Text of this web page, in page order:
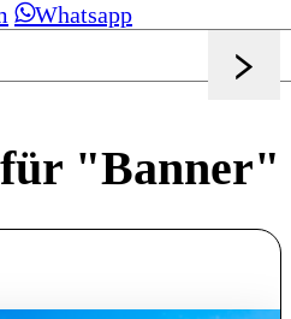
Whatsapp
"Banner"